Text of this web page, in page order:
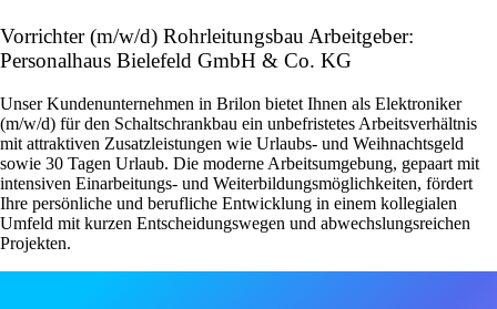
Vorrichter (m/w/d) Rohrleitungsbau Arbeitgeber:
Personalhaus Bielefeld GmbH & Co. KG
Unser Kundenunternehmen in Brilon bietet Ihnen als Elektroniker
(m/w/d) für den Schaltschrankbau ein unbefristetes Arbeitsverhältnis
mit attraktiven Zusatzleistungen wie Urlaubs- und Weihnachtsgeld
sowie 30 Tagen Urlaub. Die moderne Arbeitsumgebung, gepaart mit
intensiven Einarbeitungs- und Weiterbildungsmöglichkeiten, fördert
Ihre persönliche und berufliche Entwicklung in einem kollegialen
Umfeld mit kurzen Entscheidungswegen und abwechslungsreichen
Projekten.